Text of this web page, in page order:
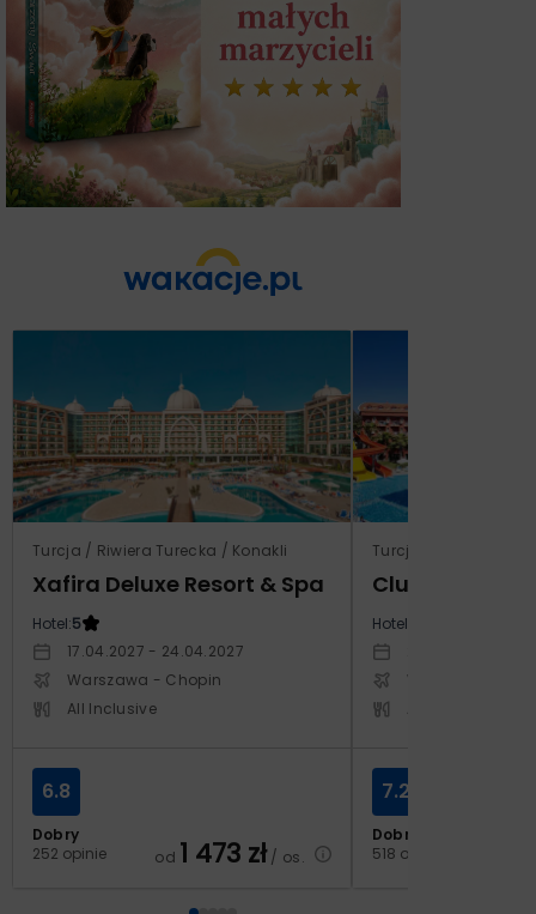
Turcja / Riwiera Turecka / Konakli
Xafira Deluxe Resort & Spa
Hotel:5
17.04.2027 - 24.04.2027
Warszawa - Chopin
All Inclusive
Dobry
252 opinie
6.8
od 1 473 zł/ os.
Turcja / Riwiera
Club Side
Hotel:
Warszawa -
Dobry
518 opinii
7.2